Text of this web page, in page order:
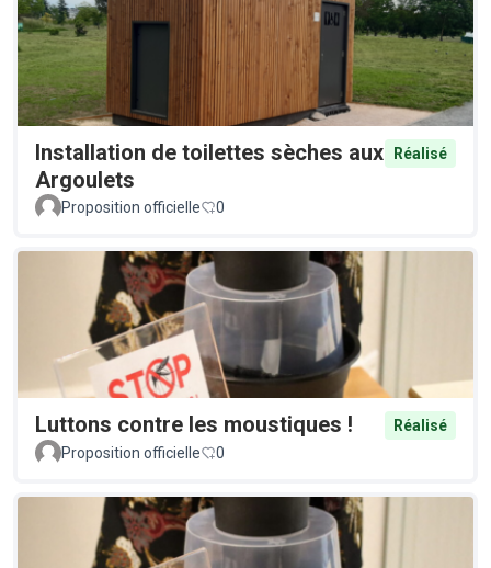
Installation de toilettes sèches aux
Argoulets
Réalisé
Proposition officielle 0
Luttons contre les moustiques !
Réalisé
Proposition officielle
0